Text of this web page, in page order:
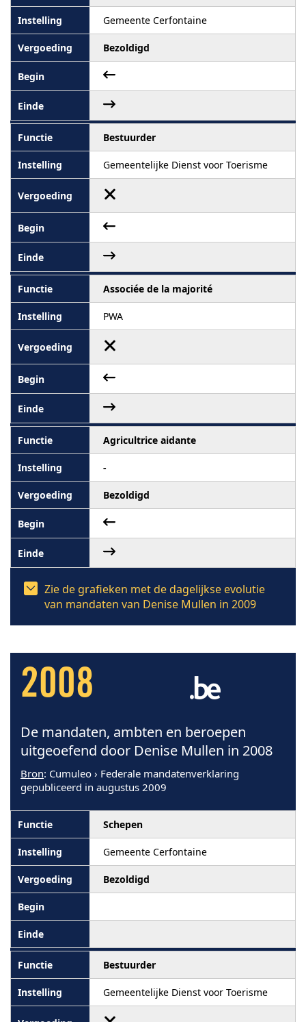
Gemeente Cerfontaine
Bezoldigd
Bestuurder
Gemeentelijke Dienst voor Toerisme
Associée de la majorité
PWA
Agricultrice aidante
-
Bezoldigd
Zie de grafieken met de dagelijkse evolutie
van mandaten van Denise Mullen in 2009
2008
De mandaten, ambten en beroepen
uitgeoefend door Denise Mullen in 2008
Bron: Cumuleo › Federale mandatenverklaring
gepubliceerd in augustus 2009
Schepen
Gemeente Cerfontaine
Bezoldigd
Bestuurder
Gemeentelijke Dienst voor Toerisme